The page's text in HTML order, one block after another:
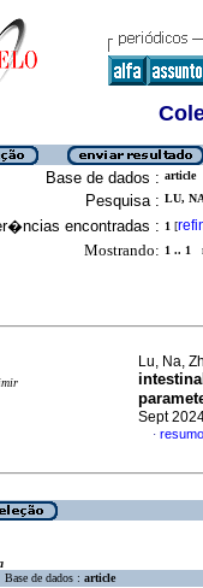
Base de dados : article
Pesquisa : LU,
encontradas : 1 [
Mostrando: 1 .. 1
Lu, Na,
Sept
·
Base de dados : article